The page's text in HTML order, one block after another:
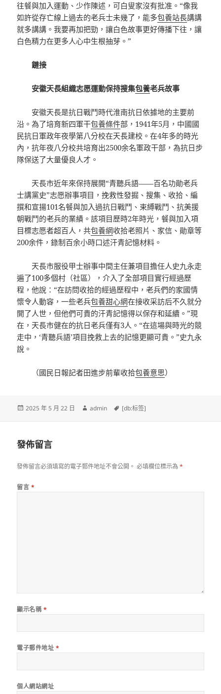
往餐與加入運動、少作陳述，可白叟家沒有批准。“像我
如許從存亡線上過去的老兵士未幾了，能多包養站長講講
就多講講。我要再加把勁，讓白色故事更好傳播下往，讓
白色精力在更多人心中生根抽芽。”
鏈接
安徽天長組織志愿運動保持搜集包養老兵故事
安徽天長是抗日戰鬥時代淮南抗日依據地的主要前
沿。為了培育新四軍干包養條件部，1941年5月，中國國
民抗日軍政年夜學第八分校在天長建校。在4年多的時光
內，抗年夜八分校共培育出2500余名軍政干部，為抗日步
隊保送了大量優良人才。
天長市近年來保持展開“青聽兵語——百名功勛老兵
士講黨史”志愿辦事項目，挽救性發掘、搜集、收拾、編
撰和宣揚101名餐與加入過抗日戰鬥、束縛戰鬥、抗美援
朝戰鬥的老兵的業績。該項目歷時2年時光，餐與加入項
目標志愿者超百人，共包養網收拾老照片、家信、勛章等
200余件，錄制百余小時口述汗青記憶材料。
天長市服役甲士辦事中間主任兼項目擔任人史九永走
遍了100多個村（社區），介入了全部項目實行經過歷
程，他說：“在訪問收拾的經過歷程中，老兵們的家國情
懷令人動容，一些老兵包養甜心網在接收采訪后不久就分
開了人世，但他們可貴的汗青記憶得以保存和延續。”現
在，天長市健在的抗日老兵僅有3人。“在這場與時光的競
走中，‘青聽兵語’項目挽救上去的記憶更顯可貴。”史九永
說。
（國民日報記者田進步前輩收拾包養意思）
發
2025 年 5 月 22 日
作
admin
標
[db:标签]
發佈留言
發佈留言必須填寫的電子郵件地址不會公開。 必填欄位標示為*
留言 *
顯示名稱 *
電子郵件地址 *
個人網站網址